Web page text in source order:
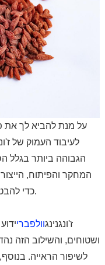
על מנת להביא לך את
לעיבוד העמוק של
הגבוהה ביותר בגלל
המחקר והפיתוח, הייצור
כדי להבטיח שתקבלו את המוצרים הטובים ביותר.
ז'ונגנינגוולפברי
ושטוחים, והשילוב הזה
לשיפור הראייה. בנוסף,